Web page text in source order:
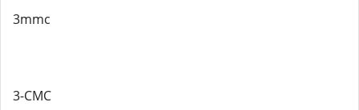
3mmc
3-CMC